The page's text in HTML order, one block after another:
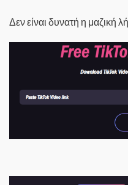
Δεν είναι δυνατή η μαζική